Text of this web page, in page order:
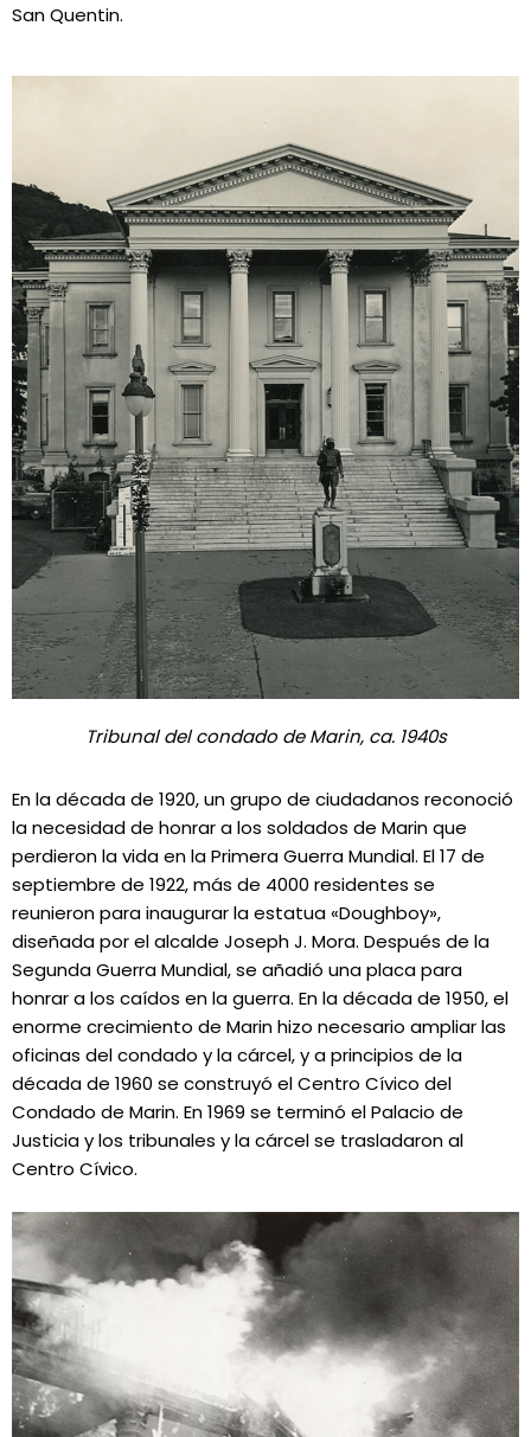
San Quentin.
Tribunal del condado de Marin, ca. 1940s
En la década de 1920, un grupo de ciudadanos reconoció
la necesidad de honrar a los soldados de Marin que
perdieron la vida en la Primera Guerra Mundial. El 17 de
septiembre de 1922, más de 4000 residentes se
reunieron para inaugurar la estatua «Doughboy»,
diseñada por el alcalde Joseph J. Mora. Después de la
Segunda Guerra Mundial, se añadió una placa para
honrar a los caídos en la guerra. En la década de 1950, el
enorme crecimiento de Marin hizo necesario ampliar las
oficinas del condado y la cárcel, y a principios de la
década de 1960 se construyó el Centro Cívico del
Condado de Marin. En 1969 se terminó el Palacio de
Justicia y los tribunales y la cárcel se trasladaron al
Centro Cívico.